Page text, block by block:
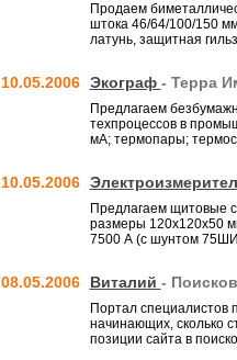
Продаем
штока 46/64/100/150
латунь, защитная
10.05.2006 Экограф - Терра
Предлагаем
техпроцессов в
мА; термопары;
10.05.2006
Предлагаем щитовые
размеры 120х120х50
7500 А (с шунтом
08.05.2006 Виталий -
Портал специалистов
начинающих, сколько
позиции сайта в